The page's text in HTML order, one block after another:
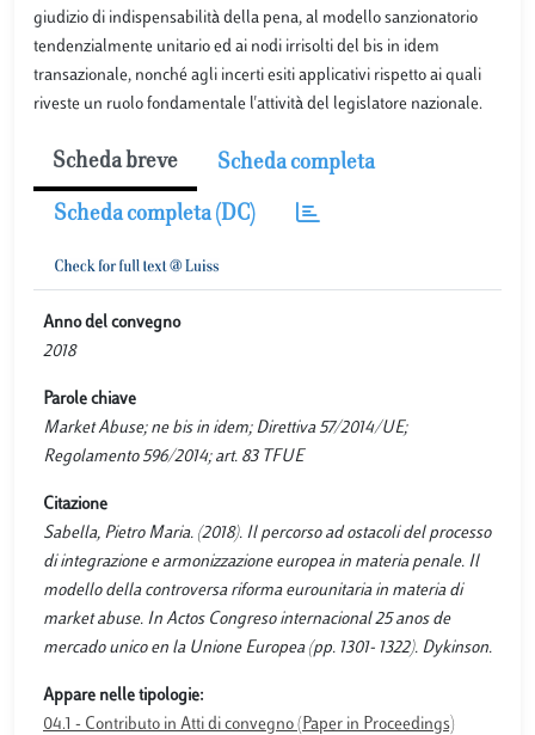
giudizio di indispensabilità della pena, al modello sanzionatorio
tendenzialmente unitario ed ai nodi irrisolti del bis in idem
transazionale, nonché agli incerti esiti applicativi rispetto ai quali
riveste un ruolo fondamentale l'attività del legislatore nazionale.
Scheda breve Scheda completa
Scheda completa (DC)
Anno del convegno
2018
Parole chiave
Market Abuse; ne bis in idem; Direttiva 57/2014/UE;
Regolamento 596/2014; art. 83 TFUE
Citazione
Sabella, Pietro Maria. (2018). Il percorso ad ostacoli del processo
di integrazione e armonizzazione europea in materia penale. Il
modello della controversa riforma eurounitaria in materia di
market abuse. In Actos Congreso internacional 25 anos de
mercado unico en la Unione Europea (pp. 1301- 1322). Dykinson.
Appare nelle tipologie:
04.1 - Contributo in Atti di convegno (Paper in Proceedings)